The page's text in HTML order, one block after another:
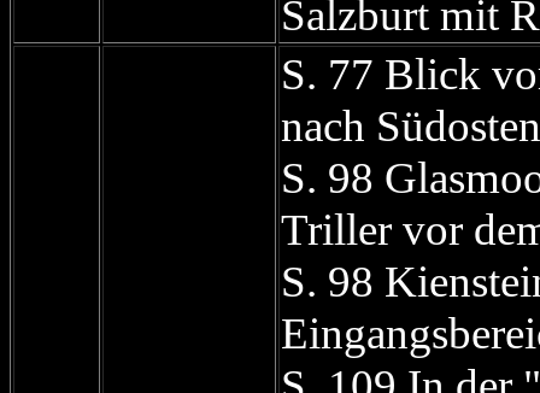
Salzburt mit
S. 77 Blick
nach
S. 98
Triller vor
S. 98